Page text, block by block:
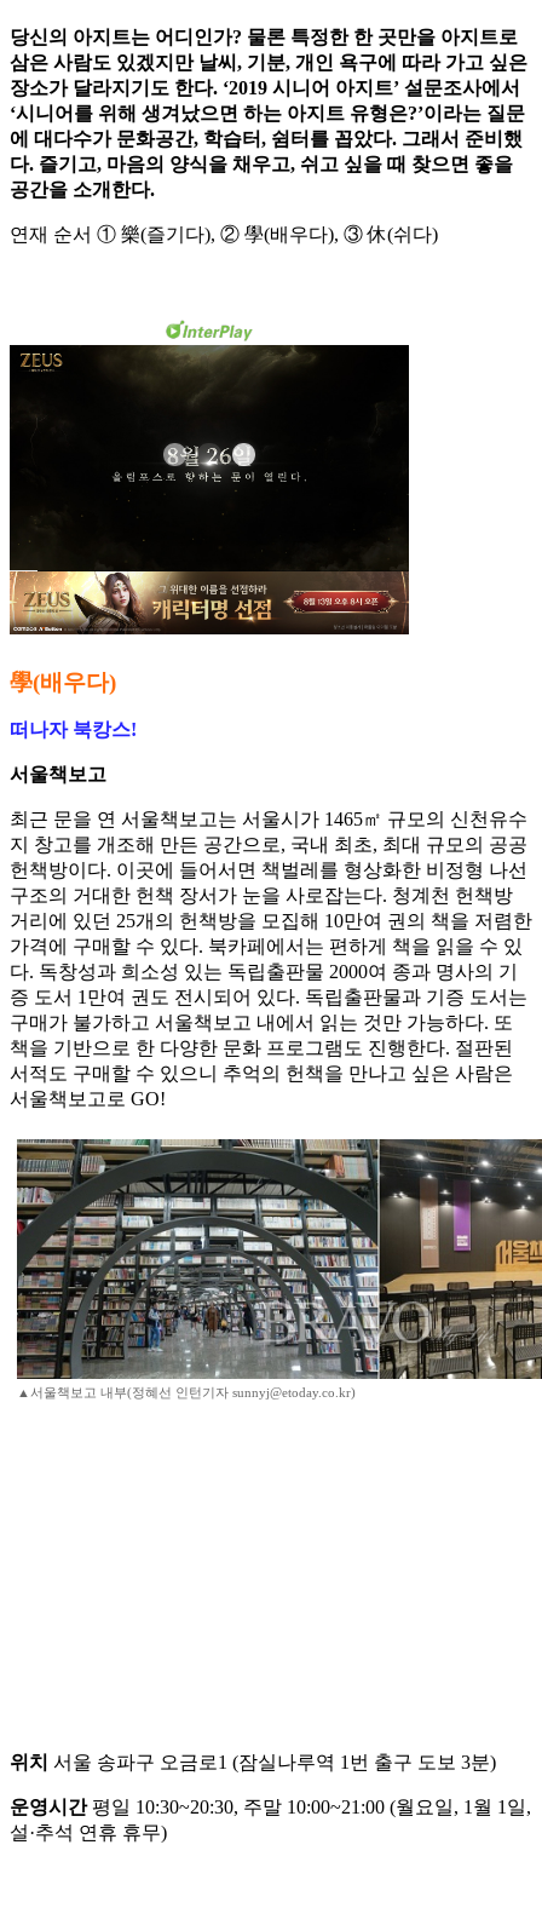
당신의 아지트는 어디인가? 물론 특정한 한 곳만을 아지트로
삼은 사람도 있겠지만 날씨, 기분, 개인 욕구에 따라 가고 싶은
장소가 달라지기도 한다. ‘2019 시니어 아지트’ 설문조사에서
‘시니어를 위해 생겨났으면 하는 아지트 유형은?’이라는 질문
에 대다수가 문화공간, 학습터, 쉼터를 꼽았다. 그래서 준비했
다. 즐기고, 마음의 양식을 채우고, 쉬고 싶을 때 찾으면 좋을
공간을 소개한다.
연재 순서 ① 樂(즐기다), ② 學(배우다), ③ 休(쉬다)
學(배우다)
떠나자 북캉스!
서울책보고
최근 문을 연 서울책보고는 서울시가 1465㎡ 규모의 신천유수
지 창고를 개조해 만든 공간으로, 국내 최초, 최대 규모의 공공
헌책방이다. 이곳에 들어서면 책벌레를 형상화한 비정형 나선
구조의 거대한 헌책 장서가 눈을 사로잡는다. 청계천 헌책방
거리에 있던 25개의 헌책방을 모집해 10만여 권의 책을 저렴한
가격에 구매할 수 있다. 북카페에서는 편하게 책을 읽을 수 있
다. 독창성과 희소성 있는 독립출판물 2000여 종과 명사의 기
증 도서 1만여 권도 전시되어 있다. 독립출판물과 기증 도서는
구매가 불가하고 서울책보고 내에서 읽는 것만 가능하다. 또
책을 기반으로 한 다양한 문화 프로그램도 진행한다. 절판된
서적도 구매할 수 있으니 추억의 헌책을 만나고 싶은 사람은
서울책보고로 GO!
▲서울책보고 내부(정혜선 인턴기자 sunnyj@etoday.co.kr)
위치 서울 송파구 오금로1 (잠실나루역 1번 출구 도보 3분)
운영시간평일 10:30~20:30, 주말 10:00~21:00 (월요일, 1월 1일,
설·추석 연휴 휴무)